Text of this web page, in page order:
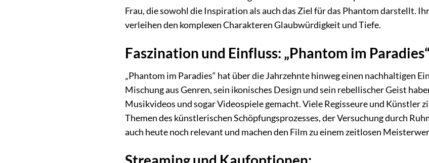
Frau, die sowohl die Inspiration als auch das Ziel für das Phantom darstellt.
verleihen den komplexen Charakteren Glaubwürdigkeit und Tiefe.
Faszination und Einfluss: „Phantom im
„Phantom im Paradies“ hat über die Jahrzehnte hinweg einen nachhaltigen
Mischung aus Genren, sein ikonisches Design und sein rebellischer Geist
Musikvideos und sogar Videospiele gemacht. Viele Regisseure und Künstler
Themen des künstlerischen Schöpfungsprozesses, der Versuchung durch
auch heute noch relevant und machen den Film zu einem zeitlosen